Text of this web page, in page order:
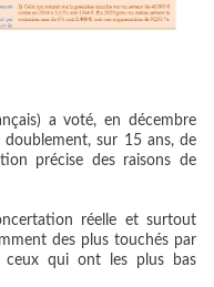
a voté, en décembre
sur 15 ans, de
précise des raisons de
réelle et surtout
des plus touchés par
ceux qui ont les plus bas